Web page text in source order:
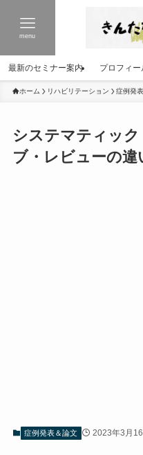
menu
最新のセミナー案内 プロフィー
ホーム リハビリテーション 症例発
システマティッ
ブ・レビューの
症例発表＆論文 2023年3月16